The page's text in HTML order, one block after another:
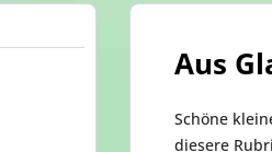
Aus
Schöne
diesere